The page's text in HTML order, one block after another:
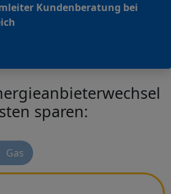
Kundenberatung bei
sparen:
Gas